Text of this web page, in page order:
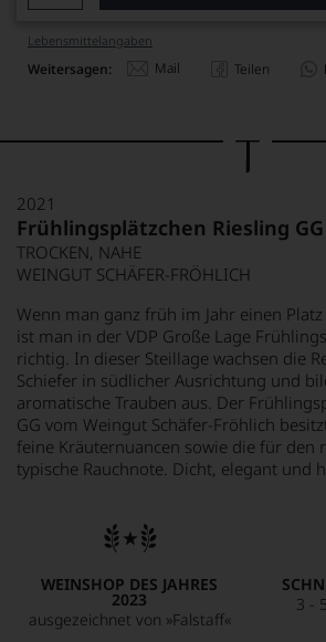
Lebensmittel­angaben
Weitersagen: Mail Teilen
2021
Frühlingsplätzchen Riesling GG
TROCKEN, NAHE
WEINGUT SCHÄFER-FRÖHLICH
Wenn man ganz früh im Jahr einen
ist man in der VDP Große Lage
richtig. In dieser Steillage wachsen die
Schiefer in südlicher Ausrichtung und
aromatische Trauben aus. Der
GG vom Weingut Schäfer-Fröhlich
feine Kräuternuancen sowie die für den
typische Rauchnote. Dicht, elegant und
WEINSHOP DES JAHRES
2023
ausgezeichnet von »Falstaff«
3 -